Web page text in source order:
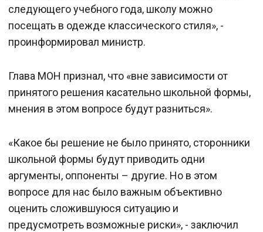
следующего учебного года, школу можно
посещать в одежде классического стиля», -
проинформировал министр.
Глава МОН признал, что «вне зависимости от
принятого решения касательно школьной формы,
мнения в этом вопросе будут разниться».
«Какое бы решение не было принято, сторонники
школьной формы будут приводить одни
аргументы, оппоненты – другие. Но в этом
вопросе для нас было важным объективно
оценить сложившуюся ситуацию и
предусмотреть возможные риски», - заключил